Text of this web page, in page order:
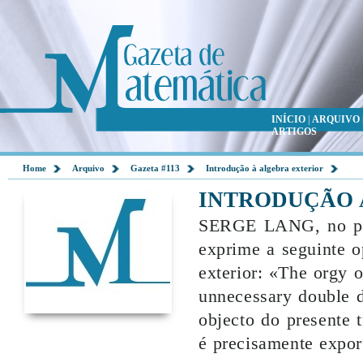
INÍCIO ARQUIVO
ARTIGOS
Home Arquivo Gazeta #113 Introdução à algebra exterior
INTRODUÇÃO
SERGE LANG, no
exprime a seguinte
exterior: «The orgy
unnecessary double
objecto do
é precisamente